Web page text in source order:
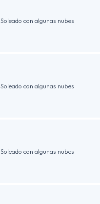
Soleado con algunas nubes
Soleado con algunas nubes
Soleado con algunas nubes